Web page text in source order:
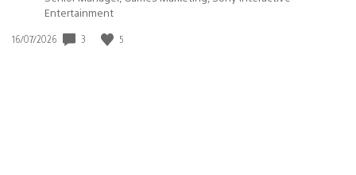
Entertainment
Data
16/07/2026 3 5